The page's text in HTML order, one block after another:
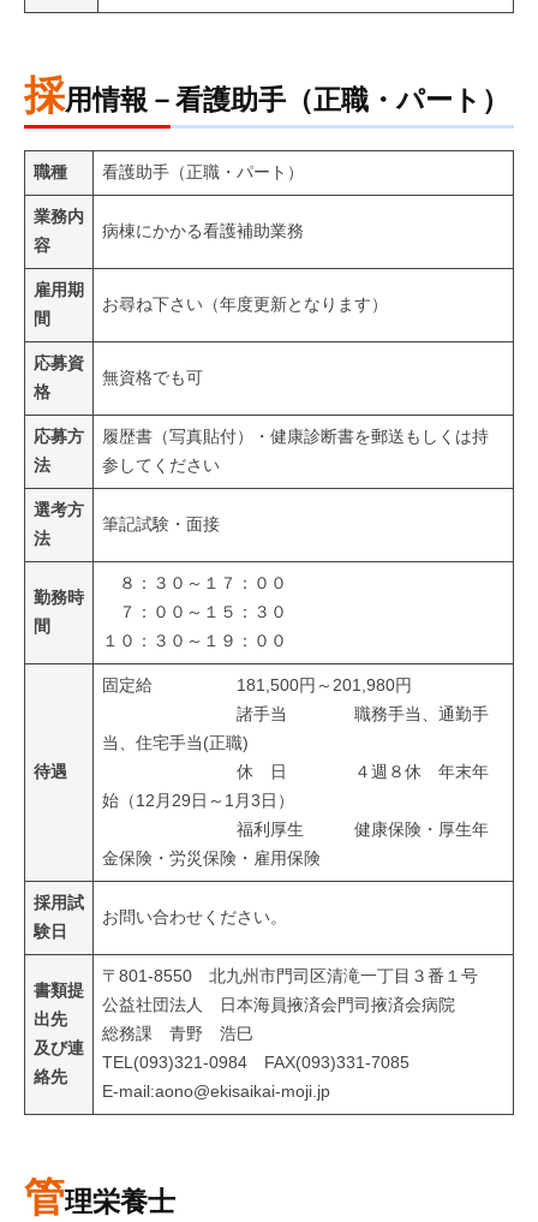
採用情報－看護助手（正職・パート）
職種 看護助手（正職・パート）
業務内
容
病棟にかかる看護補助業務
雇用期
間
お尋ね下さい（年度更新となります）
応募資
格
無資格でも可
応募方
法
履歴書（写真貼付）・健康診断書を郵送もしくは持
参してください
選考方
法
筆記試験・面接
勤務時
間
８：３０～１７：００
７：００～１５：３０
１０：３０～１９：００
待遇
固定給 181,500円～201,980円
諸手当 職務手当、通勤手
当、住宅手当(正職)
休 日 ４週８休 年末年
始（12月29日～1月3日）
福利厚生 健康保険・厚生年
金保険・労災保険・雇用保険
採用試
験日
お問い合わせください。
書類提
出先
及び連
絡先
〒801-8550 北九州市門司区清滝一丁目３番１号
公益社団法人 日本海員掖済会門司掖済会病院
総務課 青野 浩巳
TEL(093)321-0984 FAX(093)331-7085
E-mail:aono@ekisaikai-moji.jp
管理栄養士